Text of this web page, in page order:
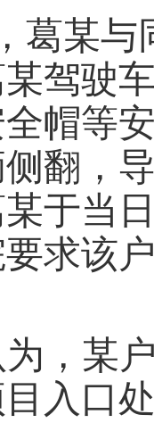
葛某
驾驶
帽等
翻，
于当
求该
，某
入口